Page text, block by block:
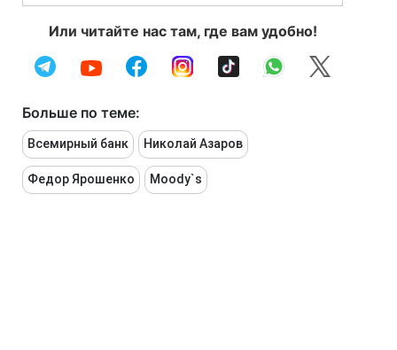
Или читайте нас там, где вам удобно!
Больше по теме:
Всемирный банк Николай Азаров
Федор Ярошенко Moody`s